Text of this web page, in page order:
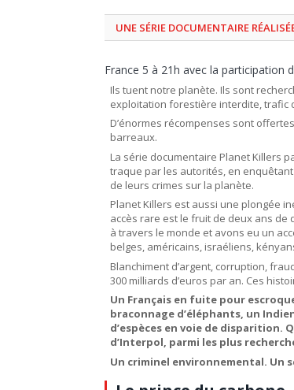
UNE SÉRIE DOCUMENTAIRE
France 5 à 21h avec la participation
Ils tuent notre planète. Ils sont
exploitation forestière interdite, trafic
D’énormes récompenses sont
barreaux.
La série documentaire Planet Killers
traque par les autorités, en
de leurs crimes sur la planète.
Planet Killers est aussi une plongée
accès rare est le fruit de deux ans de
à travers le monde et avons eu un
belges, américains, israéliens,
Blanchiment d’argent, corruption,
300 milliards d’euros par an. Ces
Un Français en fuite pour
braconnage d’éléphants, un
d’espèces en voie de disparition.
d’Interpol, parmi les plus
Un criminel environnemental. Un